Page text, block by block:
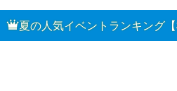
夏の人気イベントランキング【